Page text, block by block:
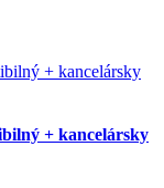
+ kancelársky